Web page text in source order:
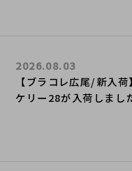
【ブラコレ広尾/新入荷
ケリー28が入荷しまし
2026.08.03